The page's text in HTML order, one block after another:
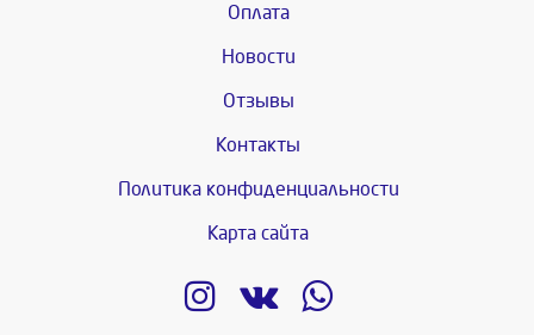
Оплата
Новости
Отзывы
Контакты
Политика конфиденциальности
Карта сайта